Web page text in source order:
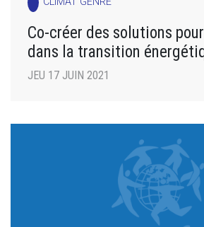
Co-créer des solutions
dans la transition
JEU 17 JUIN 2021